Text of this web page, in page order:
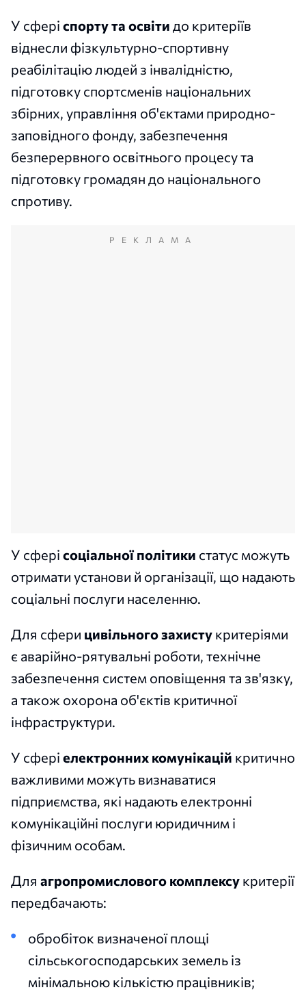
У сфері спорту та освіти до критеріїв
віднесли фізкультурно-спортивну
реабілітацію людей з інвалідністю,
підготовку спортсменів національних
збірних, управління об'єктами природно-
заповідного фонду, забезпечення
безперервного освітнього процесу та
підготовку громадян до національного
спротиву.
РЕКЛАМА
У сфері соціальної політики статус можуть
отримати установи й організації, що надають
соціальні послуги населенню.
Для сфери цивільного захисту критеріями
є аварійно-рятувальні роботи, технічне
забезпечення систем оповіщення та зв'язку,
а також охорона об'єктів критичної
інфраструктури.
У сфері електронних комунікацій критично
важливими можуть визнаватися
підприємства, які надають електронні
комунікаційні послуги юридичним і
фізичним особам.
Для агропромислового комплексу критерії
передбачають:
обробіток визначеної площі
сільськогосподарських земель із
мінімальною кількістю працівників;